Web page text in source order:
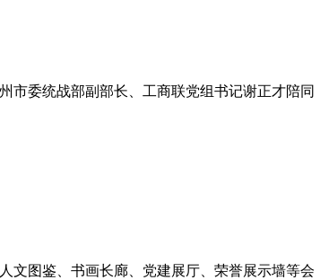
委统战部副部长、工商联党组书记谢正才陪同
图鉴、书画长廊、党建展厅、荣誉展示墙等会